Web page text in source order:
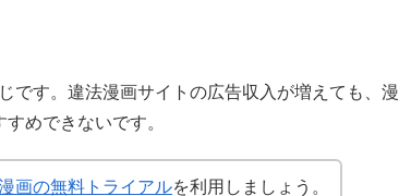
です。違法漫画サイトの広告収入が増えても、漫
めできないです。
画の無料トライアルを利用しましょう。